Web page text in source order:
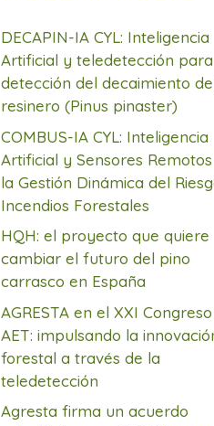
DECAPIN-IA CYL: Inteligencia
Artificial y teledetección
detección del decaimiento
resinero (Pinus pinaster)
COMBUS-IA CYL: Inteligencia
Artificial y Sensores
la Gestión Dinámica del
Incendios Forestales
HQH: el proyecto que quiere
cambiar el futuro del pino
carrasco en España
AGRESTA en el XXI
AET: impulsando la
forestal a través de la
teledetección
Agresta firma un acuerdo